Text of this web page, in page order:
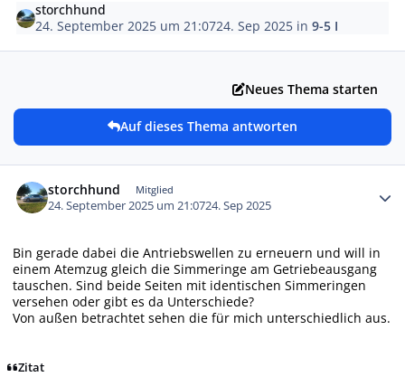
storchhund
24. September 2025 um 21:0724. Sep 2025 in9-5 I
Neues Thema starten
Auf dieses Thema antworten
storchhund Mitglied
24. September 2025 um 21:0724. Sep 2025
Bin gerade dabei die Antriebswellen zu erneuern und will in
einem Atemzug gleich die Simmeringe am Getriebeausgang
tauschen. Sind beide Seiten mit identischen Simmeringen
versehen oder gibt es da Unterschiede?
Von außen betrachtet sehen die für mich unterschiedlich aus.
Zitat